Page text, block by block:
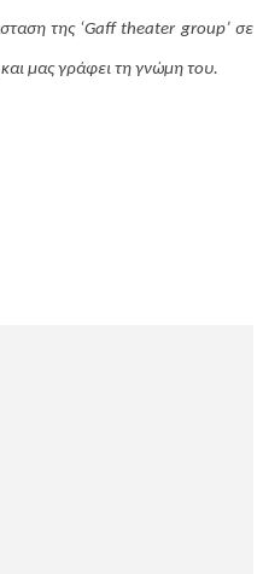
της ‘Gaff theater group’ σε
μας γράφει τη γνώμη του.